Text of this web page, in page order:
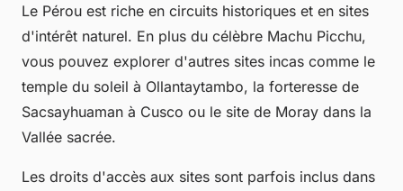
Le Pérou est riche en circuits historiques et en sites
d'intérêt naturel. En plus du célèbre Machu Picchu,
vous pouvez explorer d'autres sites incas comme le
temple du soleil à Ollantaytambo, la forteresse de
Sacsayhuaman à Cusco ou le site de Moray dans la
Vallée sacrée.
Les droits d'accès aux sites sont parfois inclus dans